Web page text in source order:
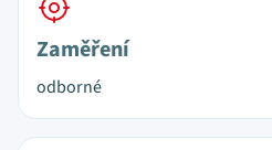
Zaměření
odborné